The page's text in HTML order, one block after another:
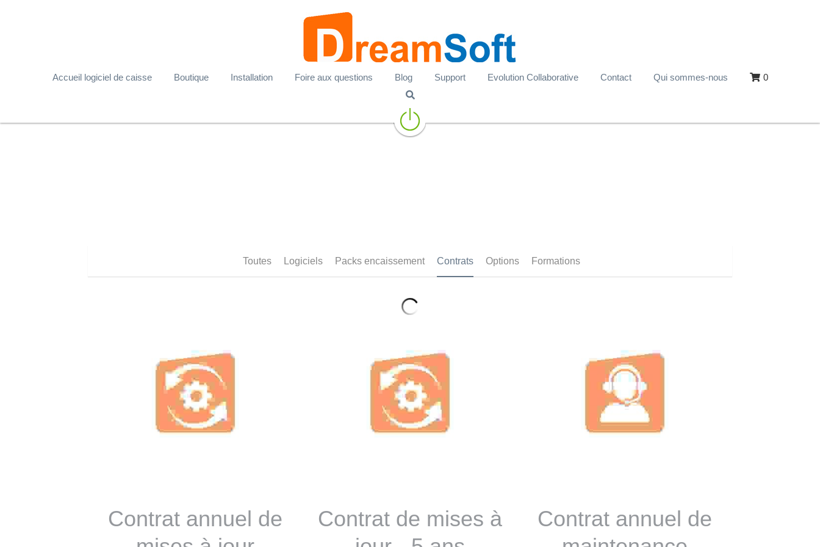
Accueil logiciel de caisse Boutique Installation Foire aux questions Blog Support Evolution Collaborative Contact Qui sommes-nous 0
Toutes Logiciels Packs encaissement Contrats Options Formations
Contrat annuel de
Contrat de mises à
Contrat annuel de